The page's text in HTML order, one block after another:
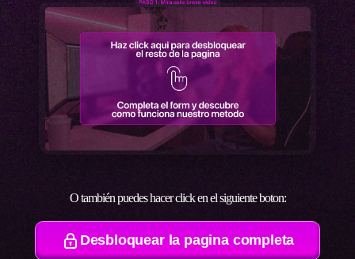
O también puedes hacer click en el siguiente boton:
Desbloquear la pagina completa